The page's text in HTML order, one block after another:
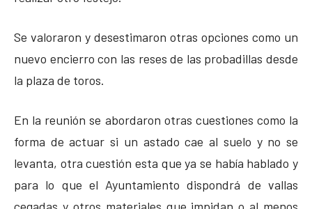
Se valoraron y desestimaron otras opciones como un
nuevo encierro con las reses de las probadillas desde
la plaza de toros.
En la reunión se abordaron otras cuestiones como la
forma de actuar si un astado cae al suelo y no se
levanta, otra cuestión esta que ya se había hablado y
para lo que el Ayuntamiento dispondrá de vallas